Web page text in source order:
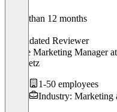
Older than 12 months
Validated Reviewer
Online Marketing Managerat
web-netz
1-50 employees
Industry: Marketing